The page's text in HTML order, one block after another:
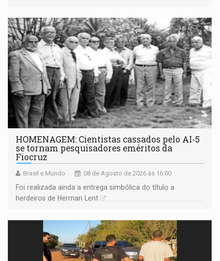
HOMENAGEM: Cientistas cassados pelo AI-5
se tornam pesquisadores eméritos da
Fiocruz
Brasil e Mundo 08 de Agosto de 2026 às 16:00
Foi realizada ainda a entrega simbólica do título a
herdeiros de Herman Lent